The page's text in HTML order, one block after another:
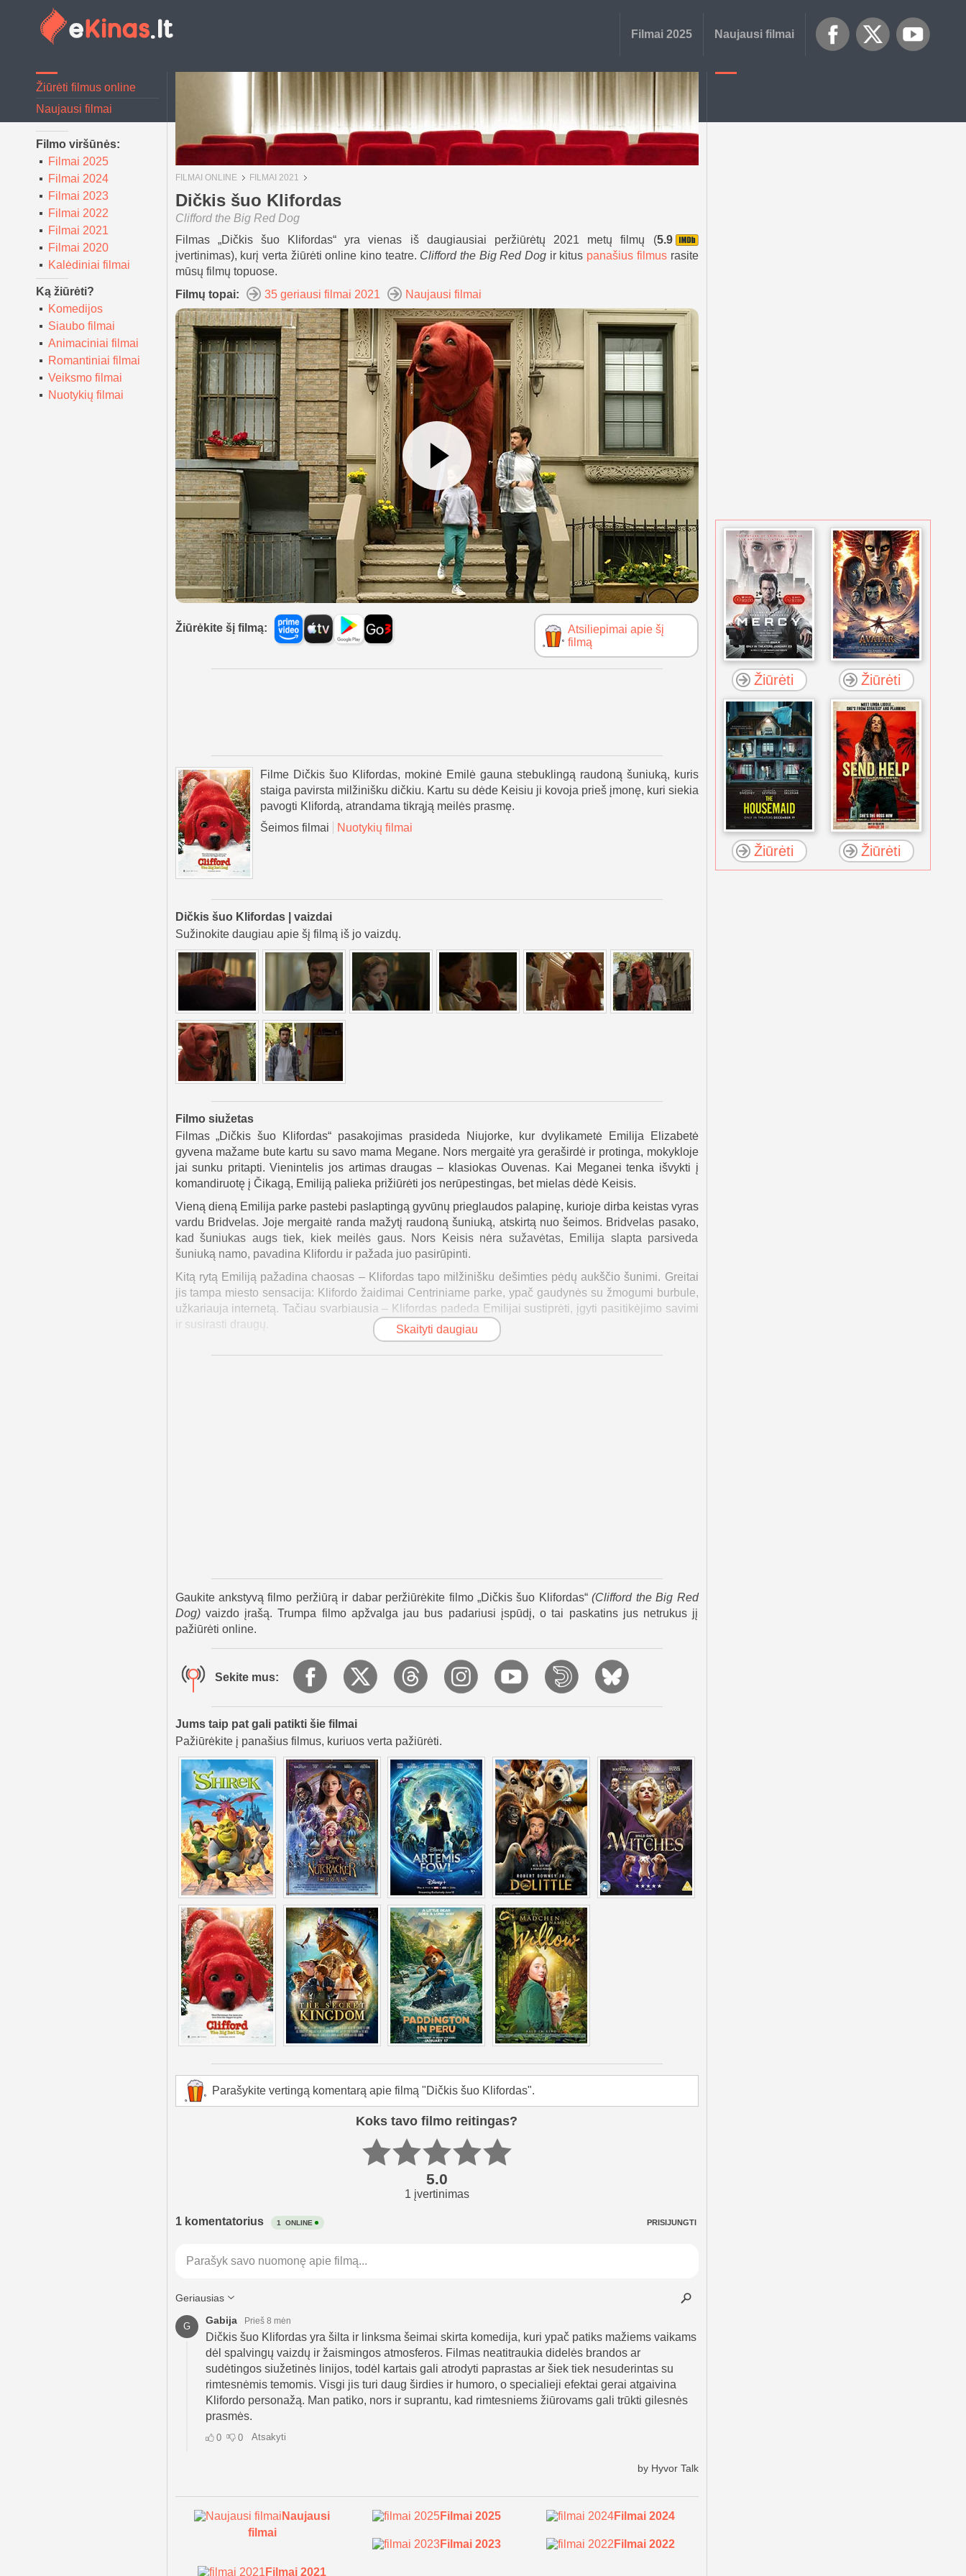
Naujausi filmai
Filmai 2025
Žiūrėti filmus online
Naujausi filmai
Filmo viršūnės:
Filmai 2025
Filmai 2024
Filmai 2023
Filmai 2022
Filmai 2021
Filmai 2020
Kalėdiniai filmai
Ką žiūrėti?
Komedijos
Siaubo filmai
Animaciniai filmai
Romantiniai filmai
Veiksmo filmai
Nuotykių filmai
Žiūrėti Žiūrėti
Žiūrėti Žiūrėti
FILMAI ONLINE FILMAI 2021
Dičkis šuo Klifordas
Clifford the Big Red Dog
Filmas „Dičkis šuo Klifordas“ yra vienas iš daugiausiai peržiūrėtų 2021 metų filmų (5.9
įvertinimas), kurį verta žiūrėti online kino teatre. Clifford the Big Red Dog ir kitus panašius filmusrasite
mūsų filmų topuose.
Filmų topai:
35 geriausi filmai 2021 Naujausi filmai
Atsiliepimai apie šį
filmą
Žiūrėkite šį filmą:
Filme Dičkis šuo Klifordas, mokinė Emilė gauna stebuklingą raudoną šuniuką, kuris
staiga pavirsta milžinišku dičkiu. Kartu su dėde Keisiu ji kovoja prieš įmonę, kuri siekia
pavogti Klifordą, atrandama tikrąją meilės prasmę.
Šeimos filmai
Nuotykių filmai
Dičkis šuo Klifordas | vaizdai
Sužinokite daugiau apie šį filmą iš jo vaizdų.
Filmo siužetas
Filmas „Dičkis šuo Klifordas“ pasakojimas prasideda Niujorke, kur dvylikametė Emilija Elizabetė
gyvena mažame bute kartu su savo mama Megane. Nors mergaitė yra geraširdė ir protinga, mokykloje
jai sunku pritapti. Vienintelis jos artimas draugas – klasiokas Ouvenas. Kai Meganei tenka išvykti į
komandiruotę į Čikagą, Emiliją palieka prižiūrėti jos nerūpestingas, bet mielas dėdė Keisis.
Vieną dieną Emilija parke pastebi paslaptingą gyvūnų prieglaudos palapinę, kurioje dirba keistas vyras
vardu Bridvelas. Joje mergaitė randa mažytį raudoną šuniuką, atskirtą nuo šeimos. Bridvelas pasako,
kad šuniukas augs tiek, kiek meilės gaus. Nors Keisis nėra sužavėtas, Emilija slapta parsiveda
šuniuką namo, pavadina Klifordu ir pažada juo pasirūpinti.
Kitą rytą Emiliją pažadina chaosas – Klifordas tapo milžinišku dešimties pėdų aukščio šunimi. Greitai
jis tampa miesto sensacija: Klifordo žaidimai Centriniame parke, ypač gaudynės su žmogumi burbule,
užkariauja internetą. Tačiau svarbiausia – Klifordas padeda Emilijai sustiprėti, įgyti pasitikėjimo savimi
ir susirasti draugų.
Skaityti daugiau
Gaukite ankstyvą filmo peržiūrą ir dabar peržiūrėkite filmo „Dičkis šuo Klifordas“(Clifford the Big Red
Dog)vaizdo įrašą. Trumpa filmo apžvalga jau bus padariusi įspūdį, o tai paskatins jus netrukus jį
pažiūrėti online.
Sekite mus:
Jums taip pat gali patikti šie filmai
Pažiūrėkite į panašius filmus, kuriuos verta pažiūrėti.
Parašykite vertingą komentarą apie filmą "Dičkis šuo Klifordas".
Naujausi
filmai
Filmai 2025 Filmai 2024
Filmai 2023 Filmai 2022
Filmai 2021